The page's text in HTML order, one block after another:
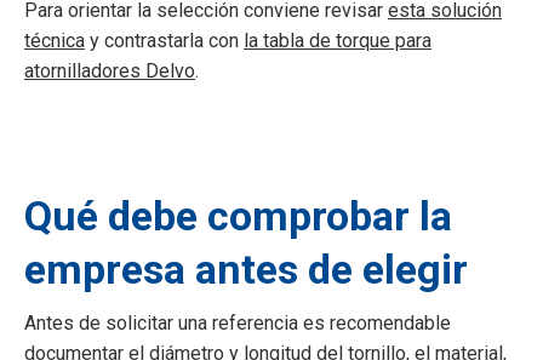
Para orientar la selección conviene revisar esta solución
técnica y contrastarla con la tabla de torque para
atornilladores Delvo.
Qué debe comprobar la
empresa antes de elegir
Antes de solicitar una referencia es recomendable
documentar el diámetro y longitud del tornillo, el material,